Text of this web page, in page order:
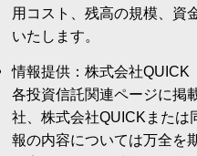
用コスト、残高の規模、資
いたします。
情報提供：株式会社QUICK
各投資信託関連ページに掲
社、株式会社QUICKまたは
報の内容については万全を